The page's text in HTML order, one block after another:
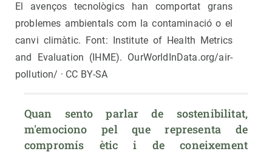
El avenços tecnològics han comportat grans
problemes ambientals com la contaminació o el
canvi climàtic. Font: Institute of Health Metrics
and Evaluation (IHME). OurWorldInData.org/air-
pollution/ · CC BY-SA
Quan sento parlar de sostenibilitat,
m'emociono pel que representa de
compromís ètic i de coneixement